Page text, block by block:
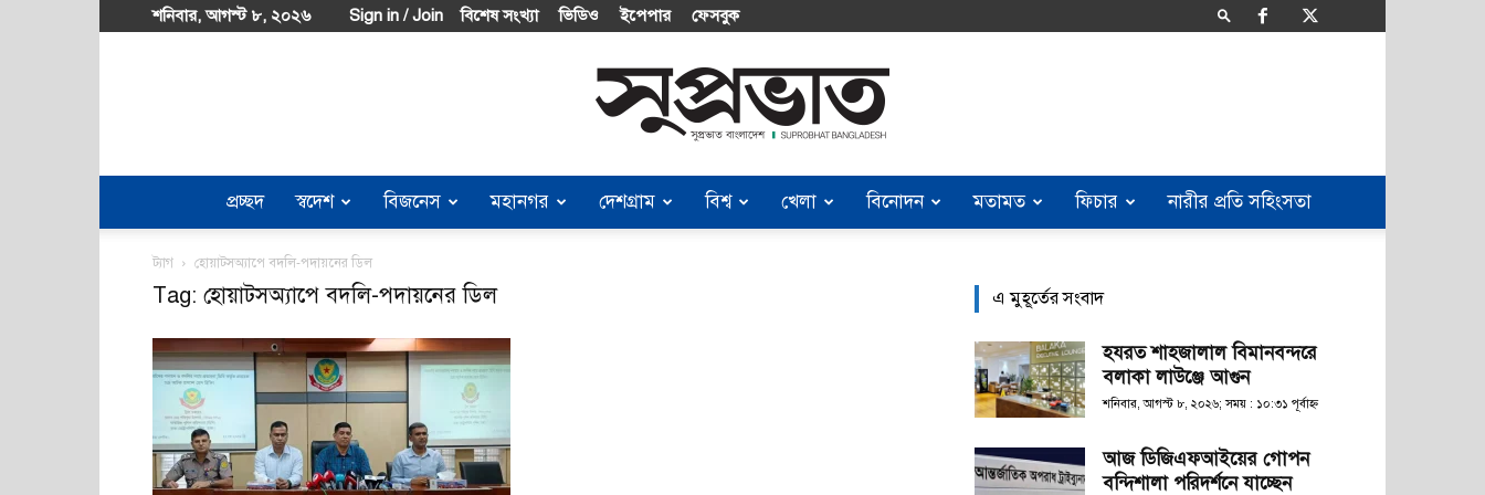
শনিবার, আগস্ট ৮, ২০২৬ Sign in / Join বিশেষ সংখ্যা ভিডিও ইপেপার ফেসবুক
Suprobhat
প্রচ্ছদ স্বদেশ বিজনেস মহানগর দেশগ্রাম বিশ্ব খেলা বিনোদন মতামত ফিচার নারীর প্রতি সহিংসতা
ট্যাগ হোয়াটসঅ্যাপে বদলি-পদায়নের ডিল
Tag: হোয়াটসঅ্যাপে বদলি-পদায়নের ডিল এ মুহূর্তের সংবাদ
হযরত শাহজালাল বিমানবন্দরে
বলাকা লাউঞ্জে আগুন
শনিবার, আগস্ট ৮, ২০২৬; সময় : ১০:৩১ পূর্বাহ্ণ
আজ ডিজিএফআইয়ের গোপন
বন্দিশালা পরিদর্শনে যাচ্ছেন